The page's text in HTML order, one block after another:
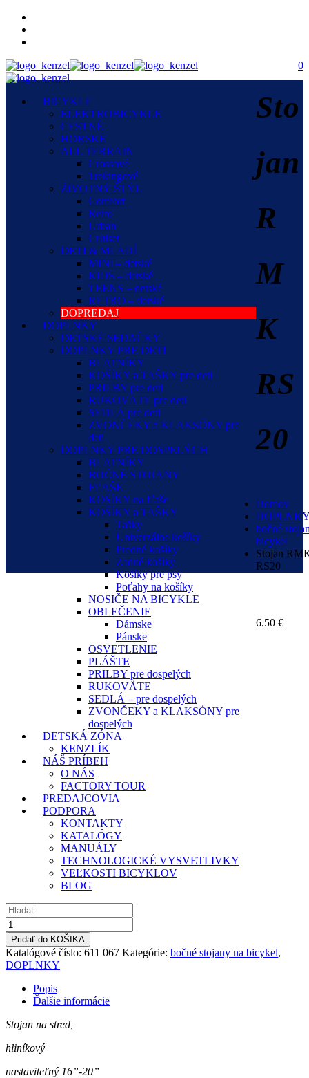
BICYKLE
ELEKTROBICYKLE
CESTNÉ
HORSKÉ
ALL TERRAIN
Crossové
Trekingové
ŽIVOTNÝ ŠTÝL
Comfort
Retro
Urban
Cruiser
DETI & MLADÍ
MINI – detské
KIDS – detské
TEENS – detské
RETRO – detské
DOPREDAJ
DOPLNKY
DETSKÉ SEDAČKY
DOPLNKY PRE DETI
BLATNÍKY
KOŠÍKY a TAŠKY pre deti
PRILBY pre deti
RUKOVÄTE pre deti
SEDLÁ pre deti
ZVONČEKY a KLAKSÓNY pre
deti
DOPLNKY PRE DOSPELÝCH
BLATNÍKY
BOČNÉ STOJANY
FĽAŠE
KOŠÍKY na fľaše
KOŠÍKY a TAŠKY
Tašky
Univerzálne košíky
Predné košíky
Zadné košíky
Košíky pre psy
Poťahy na košíky
NOSIČE NA BICYKLE
OBLEČENIE
Dámske
Pánske
OSVETLENIE
PLÁŠTE
PRILBY pre dospelých
RUKOVÄTE
SEDLÁ – pre dospelých
ZVONČEKY a KLAKSÓNY pre
dospelých
DETSKÁ ZÓNA
KENZLÍK
NÁŠ PRÍBEH
O NÁS
FACTORY TOUR
PREDAJCOVIA
PODPORA
KONTAKTY
KATALÓGY
MANUÁLY
TECHNOLOGICKÉ VYSVETLIVKY
VEĽKOSTI BICYKLOV
BLOG
0
Sto
jan
R
M
K
RS
20
Domov
bočné
bicykel
Stojan
RS20
6.50 €
množstvo
Stojan
RMK
RS20
Pridať do KOŠIKA
Katalógové číslo: 611 067 Kategórie: bočné stojany na bicykel,
DOPLNKY
Popis
Ďalšie informácie
Stojan na stred,
hliníkový
nastaviteľný 16”-20”